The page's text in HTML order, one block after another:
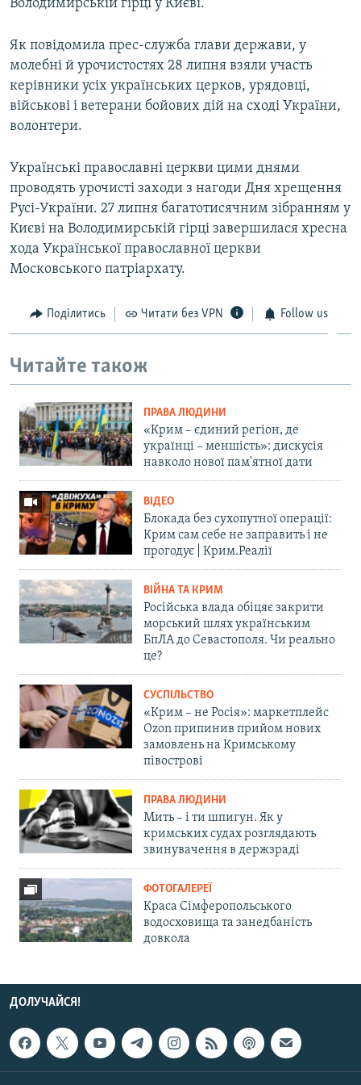
Володимирській гірці у Києві.
Як повідомила прес-служба глави держави, у
молебні й урочистостях 28 липня взяли участь
керівники усіх українських церков, урядовці,
військові і ветерани бойових дій на сході України,
волонтери.
Українські православні церкви цими днями
проводять урочисті заходи з нагоди Дня хрещення
Русі-України. 27 липня багатотисячним зібранням у
Києві на Володимирській гірці завершилася хресна
хода Української православної церкви
Московського патріархату.
Поділитись Читати без VPN Follow us
Читайте також
ПРАВА ЛЮДИНИ
«Крим – єдиний регіон, де
українці – меншість»: дискусія
навколо нової пам'ятної дати
ВІДЕО
Блокада без сухопутної операції:
Крим сам себе не заправить і не
прогодує | Крим.Реалії
ВІЙНА ТА КРИМ
Російська влада обіцяє закрити
морський шлях українським
БпЛА до Севастополя. Чи реально
це?
СУСПІЛЬСТВО
«Крим – не Росія»: маркетплейс
Ozon припинив прийом нових
замовлень на Кримському
півострові
ПРАВА ЛЮДИНИ
Мить – і ти шпигун. Як у
кримських судах розглядають
звинувачення в держзраді
ФОТОГАЛЕРЕЇ
Краса Сімферопольського
водосховища та занедбаність
довкола
ДОЛУЧАЙСЯ!